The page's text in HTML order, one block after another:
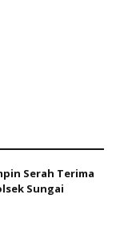
Serah Terima
Sungai